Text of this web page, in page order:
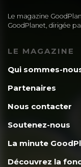
Le magazine
GoodPlanet, dirigée
LE MAGAZINE
Qui sommes-
Partenaires
Nous contacter
Soutenez-nous
La minute
Découvrez la